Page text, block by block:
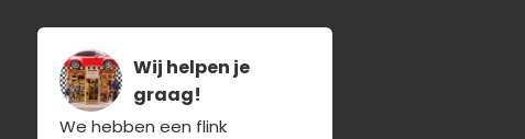
Wij helpen je
graag!
We hebben een flink